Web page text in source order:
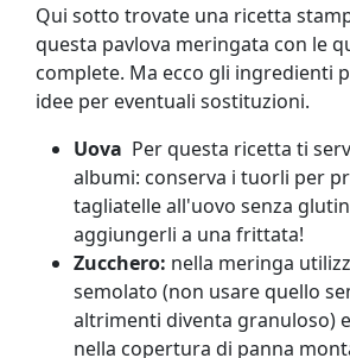
Qui sotto trovate una ricetta
questa pavlova meringata con le
complete. Ma ecco gli ingredienti
idee per eventuali sostituzioni.
Uova Per questa ricetta ti
albumi: conserva i tuorli per
tagliatelle all'uovo senza
aggiungerli a una frittata!
Zucchero: nella meringa
semolato (non usare quello
altrimenti diventa granuloso)
nella copertura di panna